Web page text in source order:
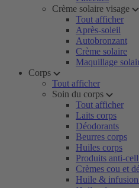
Crème solaire visage
Tout afficher
Après-soleil
Autobronzant
Crème solaire
Maquillage
Corps
Tout afficher
Soin du corps
Tout afficher
Laits corps
Déodorants
Beurres corps
Huiles corps
Produits anti-
Crèmes cou et
Huile & infusion